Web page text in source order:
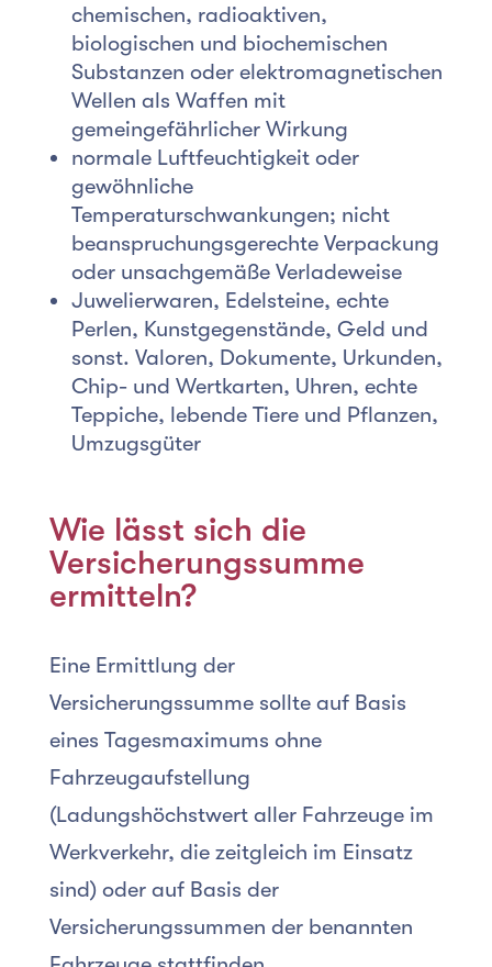
chemischen, radioaktiven,
biologischen und biochemischen
Substanzen oder elektromagnetischen
Wellen als Waffen mit
gemeingefährlicher Wirkung
normale Luftfeuchtigkeit oder
gewöhnliche
Temperaturschwankungen; nicht
beanspruchungsgerechte Verpackung
oder unsachgemäße Verladeweise
Juwelierwaren, Edelsteine, echte
Perlen, Kunstgegenstände, Geld und
sonst. Valoren, Dokumente, Urkunden,
Chip- und Wertkarten, Uhren, echte
Teppiche, lebende Tiere und Pflanzen,
Umzugsgüter
Wie lässt sich die
Versicherungssumme
ermitteln?
Eine Ermittlung der
Versicherungssumme sollte auf Basis
eines Tagesmaximums ohne
Fahrzeugaufstellung
(Ladungshöchstwert aller Fahrzeuge im
Werkverkehr, die zeitgleich im Einsatz
sind) oder auf Basis der
Versicherungssummen der benannten